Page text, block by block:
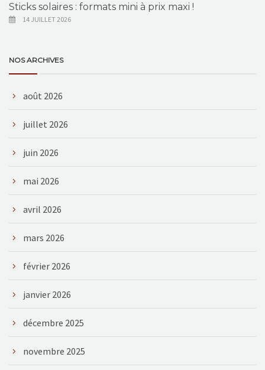
Sticks solaires : formats mini à prix maxi !
14 JUILLET 2026
NOS ARCHIVES
août 2026
juillet 2026
juin 2026
mai 2026
avril 2026
mars 2026
février 2026
janvier 2026
décembre 2025
novembre 2025